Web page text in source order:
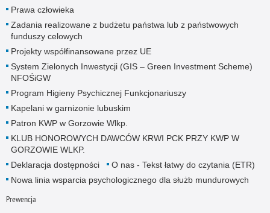
Prawa człowieka
Zadania realizowane z budżetu państwa lub z państwowych
funduszy celowych
Projekty współfinansowane przez UE
System Zielonych Inwestycji (GIS – Green Investment Scheme)
NFOŚiGW
Program Higieny Psychicznej Funkcjonariuszy
Kapelani w garnizonie lubuskim
Patron KWP w Gorzowie Wlkp.
KLUB HONOROWYCH DAWCÓW KRWI PCK PRZY KWP W
GORZOWIE WLKP.
Deklaracja dostępności
O nas - Tekst łatwy do czytania (ETR)
Nowa linia wsparcia psychologicznego dla służb mundurowych
Prewencja